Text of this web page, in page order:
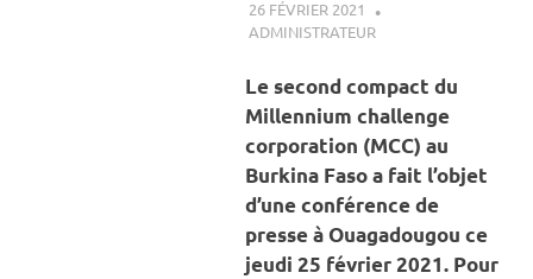
26 FÉVRIER 2021
ADMINISTRATEURA LA UNE
Le second compact du
Millennium challenge
corporation (MCC) au
Burkina Faso a fait l’objet
d’une conférence de
presse à Ouagadougou ce
jeudi 25 février 2021. Pour